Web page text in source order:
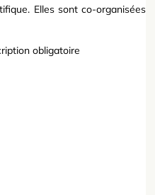
Elles sont co-organisées
obligatoire